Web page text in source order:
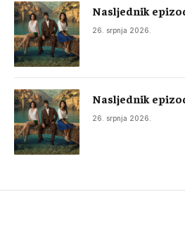
Nasljednik
26. srpnja 2026.
Nasljednik
26. srpnja 2026.